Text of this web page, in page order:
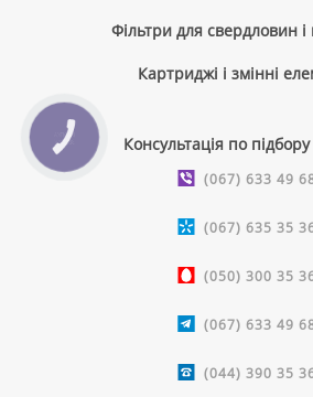
Фільтри для свердловин і
Картриджі і змінні
Консультація по підбору
(067) 633 49
(067) 635 35
(050) 300 35
(067) 633 49
(044) 390 35
КНОПКА
ЗВ'ЯЗКУ